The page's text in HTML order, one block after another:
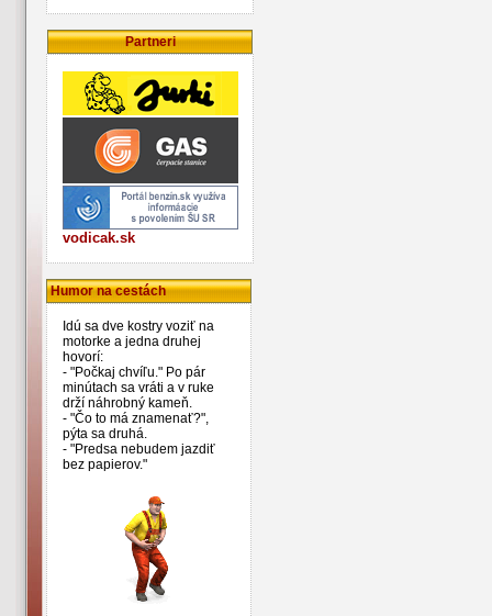
Partneri
vodicak.sk
Humor na cestách
Idú sa dve kostry voziť na
motorke a jedna druhej
hovorí:
- "Počkaj chvíľu." Po pár
minútach sa vráti a v ruke
drží náhrobný kameň.
- "Čo to má znamenať?",
pýta sa druhá.
- "Predsa nebudem jazdiť
bez papierov."